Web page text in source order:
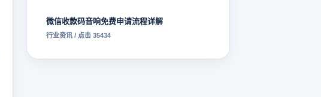
微信收款码音响免费申请流程详解
行业资讯 / 点击 35434